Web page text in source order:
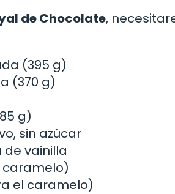
de Chocolate,
(395 g)
(370 g)
g)
sin azúcar
de vainilla
caramelo)
el caramelo)